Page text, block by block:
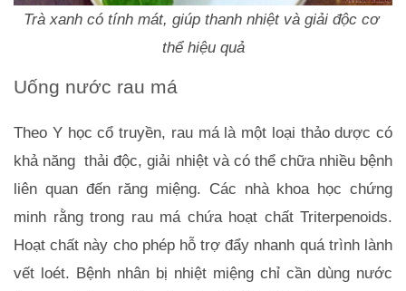
Trà xanh có tính mát, giúp thanh nhiệt và giải độc cơ
thể hiệu quả
Uống nước rau má
Theo Y học cổ truyền, rau má là một loại thảo dược có
khả năng  thải độc, giải nhiệt và có thể chữa nhiều bệnh
liên quan đến răng miệng. Các nhà khoa học chứng
minh rằng trong rau má chứa hoạt chất Triterpenoids.
Hoạt chất này cho phép hỗ trợ đẩy nhanh quá trình lành
vết loét. Bệnh nhân bị nhiệt miệng chỉ cần dùng nước